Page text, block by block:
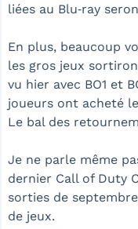
liées au Blu‑ray
En plus, beaucoup
les gros jeux
vu hier avec BO1 et
joueurs ont acheté
Le bal des
Je ne parle même
dernier Call of Duty
sorties de
de jeux.